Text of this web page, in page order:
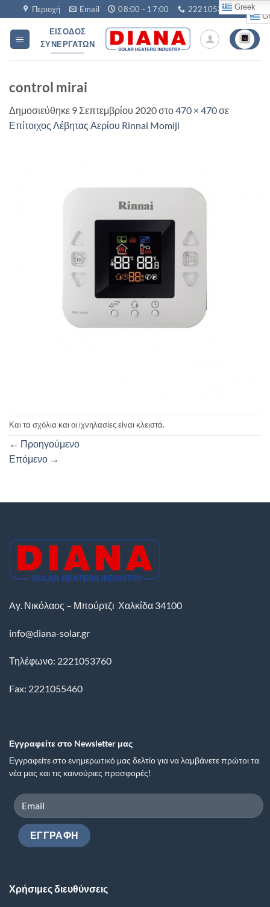
Μετάβαση
στο
περιεχόμενο
Περιοχή Email 08:00 - 17:00 2221053760
ΕΊΣΟΔΟΣ
ΣΥΝΕΡΓΑΤΏΝ
control mirai
Δημοσιεύθηκε 9 Σεπτεμβρίου 2020στο470 × 470σε
Επίτοιχος Λέβητας Αερίου Rinnai Momiji
Και τα σχόλια και οι ιχνηλασίες είναι κλειστά.
← Προηγούμενο
Επόμενο →
Aγ. Νικόλαος – Μπούρτζι Χαλκίδα 34100
info@diana-solar.gr
Τηλέφωνο: 2221053760
Fax: 2221055460
Εγγραφείτε στο Newsletter μας
Εγγραφείτε στο ενημερωτικό μας δελτίο για να λαμβάνετε πρώτοι τα
νέα μας και τις καινούριες προσφορές!
Χρήσιμες διευθύνσεις
Greek